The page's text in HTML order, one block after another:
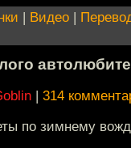
| Видео |
| 314
по зимнему